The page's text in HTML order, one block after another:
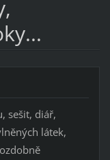
sešit, diář,
látek,